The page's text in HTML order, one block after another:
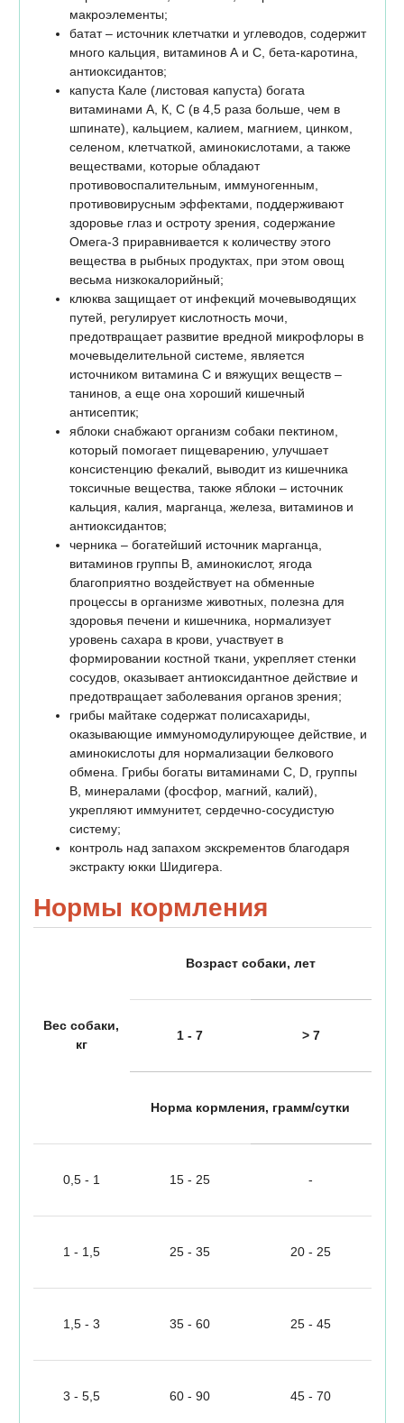
макроэлементы;
батат – источник клетчатки и углеводов, содержит
много кальция, витаминов А и С, бета-каротина,
антиоксидантов;
капуста Кале (листовая капуста) богата
витаминами А, К, С (в 4,5 раза больше, чем в
шпинате), кальцием, калием, магнием, цинком,
селеном, клетчаткой, аминокислотами, а также
веществами, которые обладают
противовоспалительным, иммуногенным,
противовирусным эффектами, поддерживают
здоровье глаз и остроту зрения, содержание
Омега-3 приравнивается к количеству этого
вещества в рыбных продуктах, при этом овощ
весьма низкокалорийный;
клюква защищает от инфекций мочевыводящих
путей, регулирует кислотность мочи,
предотвращает развитие вредной микрофлоры в
мочевыделительной системе, является
источником витамина C и вяжущих веществ –
танинов, а еще она хороший кишечный
антисептик;
яблоки снабжают организм собаки пектином,
который помогает пищеварению, улучшает
консистенцию фекалий, выводит из кишечника
токсичные вещества, также яблоки – источник
кальция, калия, марганца, железа, витаминов и
антиоксидантов;
черника – богатейший источник марганца,
витаминов группы В, аминокислот, ягода
благоприятно воздействует на обменные
процессы в организме животных, полезна для
здоровья печени и кишечника, нормализует
уровень сахара в крови, участвует в
формировании костной ткани, укрепляет стенки
сосудов, оказывает антиоксидантное действие и
предотвращает заболевания органов зрения;
грибы майтаке содержат полисахариды,
оказывающие иммуномодулирующее действие, и
аминокислоты для нормализации белкового
обмена. Грибы богаты витаминами С, D, группы
B, минералами (фосфор, магний, калий),
укрепляют иммунитет, сердечно-сосудистую
систему;
контроль над запахом экскрементов благодаря
экстракту юкки Шидигера.
Нормы кормления
Вес собаки,
кг
Возраст собаки, лет
1 - 7 > 7
Норма кормления, грамм/сутки
0,5 - 1 15 - 25 -
1 - 1,5 25 - 35 20 - 25
1,5 - 3 35 - 60 25 - 45
3 - 5,5 60 - 90 45 - 70